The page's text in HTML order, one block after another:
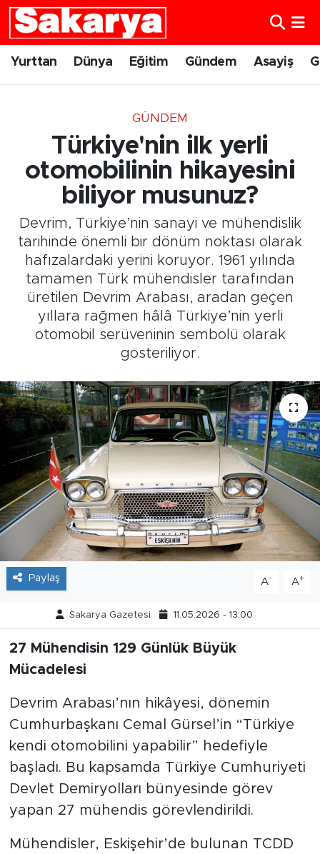
Yurttan Dünya Eğitim Gündem Asayiş
GÜNDEM
Türkiye'nin ilk yerli
otomobilinin hikayesini
biliyor musunuz?
Devrim, Türkiye’nin sanayi ve mühendislik
tarihinde önemli bir dönüm noktası olarak
hafızalardaki yerini koruyor. 1961 yılında
tamamen Türk mühendisler tarafından
üretilen Devrim Arabası, aradan geçen
yıllara rağmen hâlâ Türkiye’nin yerli
otomobil serüveninin sembolü olarak
gösteriliyor.
Paylaş A- A+
Sakarya Gazetesi 11.05.2026 - 13:00
27 Mühendisin 129 Günlük Büyük
Mücadelesi
Devrim Arabası’nın hikâyesi, dönemin
Cumhurbaşkanı Cemal Gürsel’in “Türkiye
kendi otomobilini yapabilir” hedefiyle
başladı. Bu kapsamda Türkiye Cumhuriyeti
Devlet Demiryolları bünyesinde görev
yapan 27 mühendis görevlendirildi.
Mühendisler, Eskişehir’de bulunan TCDD
Yurttan
Gündem
Eskişehirspor
Spor
Kültür Sanat
Resmi İlanlar
Söyleşi
Foto Şaka
Teknoloji
Politika
Eskişehir Nöbetçi Eczaneler
Eskişehir Trafik Yoğunluk Haritası
Süper Lig Puan Durumu ve Fikstür
Tüm Manşetler
Son Dakika Haberleri
Haber Arşivi